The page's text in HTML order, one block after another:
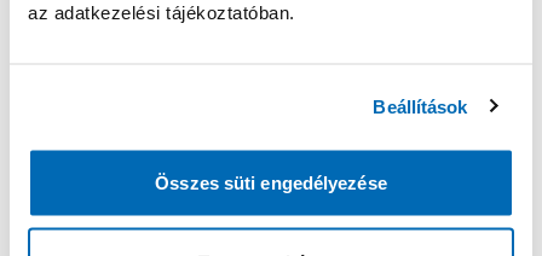
az adatkezelési tájékoztatóban.
Beállítások
Összes süti engedélyezése